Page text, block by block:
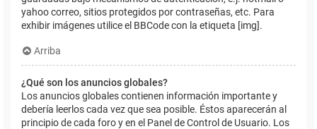
yahoo correo, sitios protegidos por contraseñas, etc. Para
exhibir imágenes utilice el BBCode con la etiqueta [img].
Arriba
¿Qué son los anuncios globales?
Los anuncios globales contienen información importante y
debería leerlos cada vez que sea posible. Éstos aparecerán al
principio de cada foro y en el Panel de Control de Usuario. Los